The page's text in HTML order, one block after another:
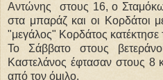
Αντώνης στους 16, ο
στα μπαράζ και οι Κορδάτοι
"μεγάλος" Κορδάτος
Το Σάββατο στους
Καστελάνος έφτασαν στους 8
από τον όμιλο.